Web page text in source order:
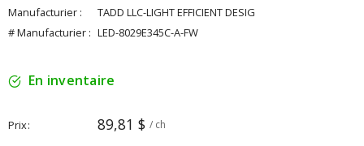
Manufacturier :
TADD LLC-LIGHT EFFICIENT DESIG
# Manufacturier : LED-8029E345C-A-FW
En inventaire
Prix 89,81 $ / ch